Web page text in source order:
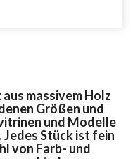
massivem Holz
Größen und
und Modelle
Jedes Stück ist fein
von Farb- und